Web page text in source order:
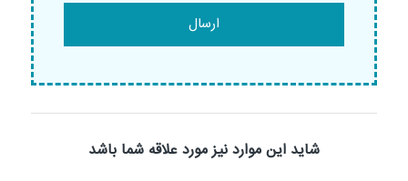
شاید این موارد نیز مورد علاقه شما باشد